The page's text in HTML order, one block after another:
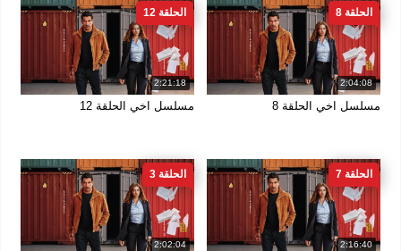
2:04:08
الحلقة 8
مسلسل اخي الحلقة 8
2:21:18
الحلقة 12
مسلسل اخي الحلقة 12
2:16:40
الحلقة 7
2:02:04
الحلقة 3